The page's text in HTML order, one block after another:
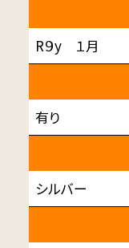
R９y １月
有り
シルバー